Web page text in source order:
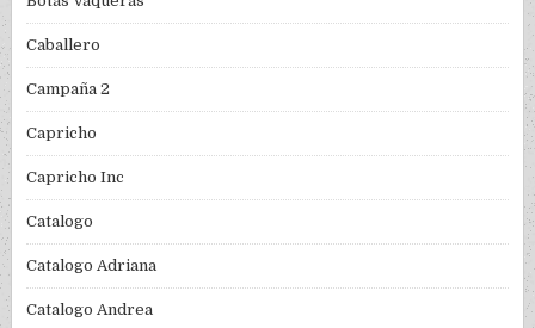
Caballero
Campaña 2
Capricho
Capricho Inc
Catalogo
Catalogo Adriana
Catalogo Andrea